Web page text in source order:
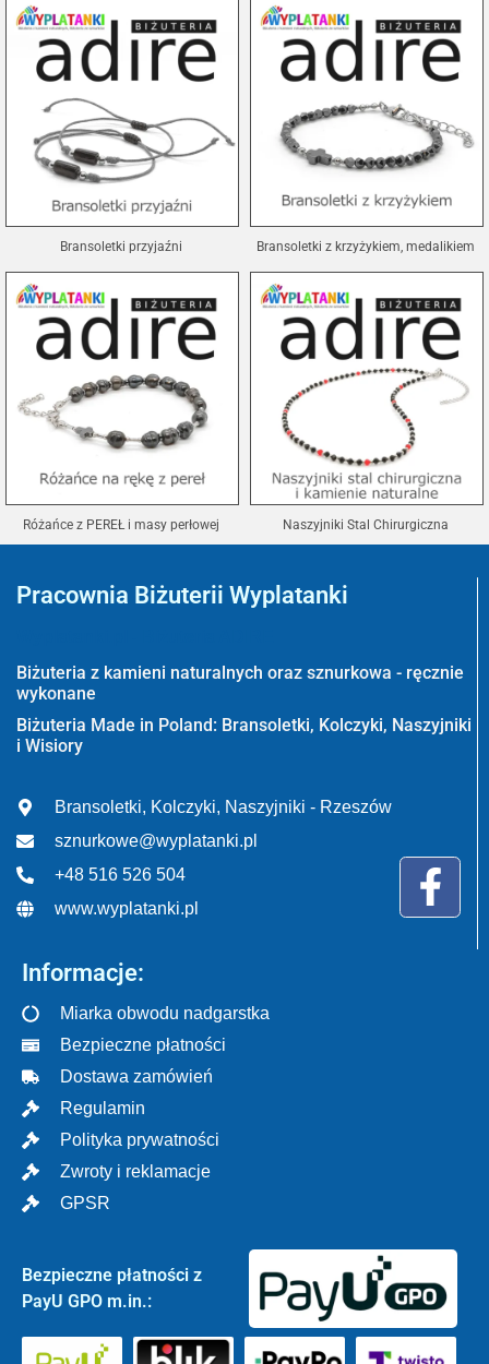
Bransoletki przyjaźni Bransoletki z krzyżykiem, medalikiem
Różańce z PEREŁ i masy perłowej Naszyjniki Stal Chirurgiczna
Pracownia Biżuterii Wyplatanki
Biżuteria z kamieni naturalnych oraz sznurkowa - ręcznie
wykonane
Biżuteria Made in Poland: Bransoletki, Kolczyki, Naszyjniki
i Wisiory
Bransoletki, Kolczyki, Naszyjniki - Rzeszów
sznurkowe@wyplatanki.pl
+48 516 526 504
www.wyplatanki.pl
Informacje:
Miarka obwodu nadgarstka
Bezpieczne płatności
Dostawa zamówień
Regulamin
Polityka prywatności
Zwroty i reklamacje
GPSR
Bezpieczne płatności z
PayU GPO m.in.: